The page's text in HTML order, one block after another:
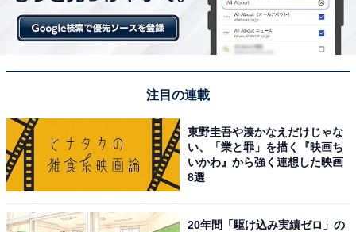
注目の連載
東野圭吾や湊かなえだけじゃな
い、「業と罪」を描く『映画ち
いかわ』から強く連想した映画
8選
20年間「駆け込み実績ゼロ」の